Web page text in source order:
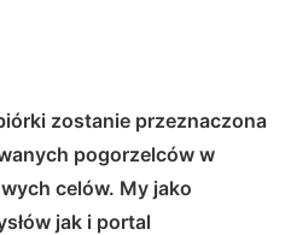
zostanie przeznaczona
pogorzelców w
celów. My jako
jak i portal